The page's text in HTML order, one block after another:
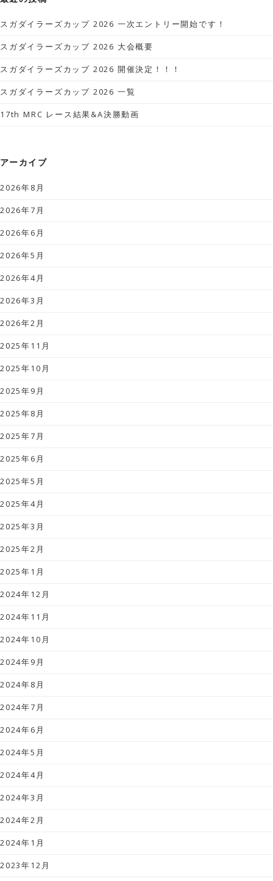
スガダイラーズカップ 2026 一次エントリー開始です！
スガダイラーズカップ 2026 大会概要
スガダイラーズカップ 2026 開催決定！！！
スガダイラーズカップ 2026 一覧
17th MRC レース結果&A決勝動画
アーカイブ
2026年8月
2026年7月
2026年6月
2026年5月
2026年4月
2026年3月
2026年2月
2025年11月
2025年10月
2025年9月
2025年8月
2025年7月
2025年6月
2025年5月
2025年4月
2025年3月
2025年2月
2025年1月
2024年12月
2024年11月
2024年10月
2024年9月
2024年8月
2024年7月
2024年6月
2024年5月
2024年4月
2024年3月
2024年2月
2024年1月
2023年12月